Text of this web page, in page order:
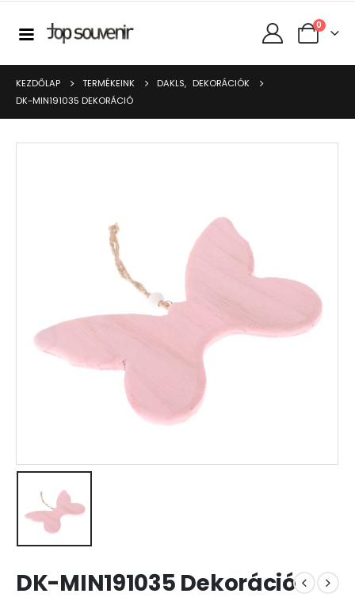
0
KEZDŐLAP TERMÉKEINK DAKLS, DEKORÁCIÓK
DK-MIN191035 DEKORÁCIÓ
DK-MIN191035 Dekoráció